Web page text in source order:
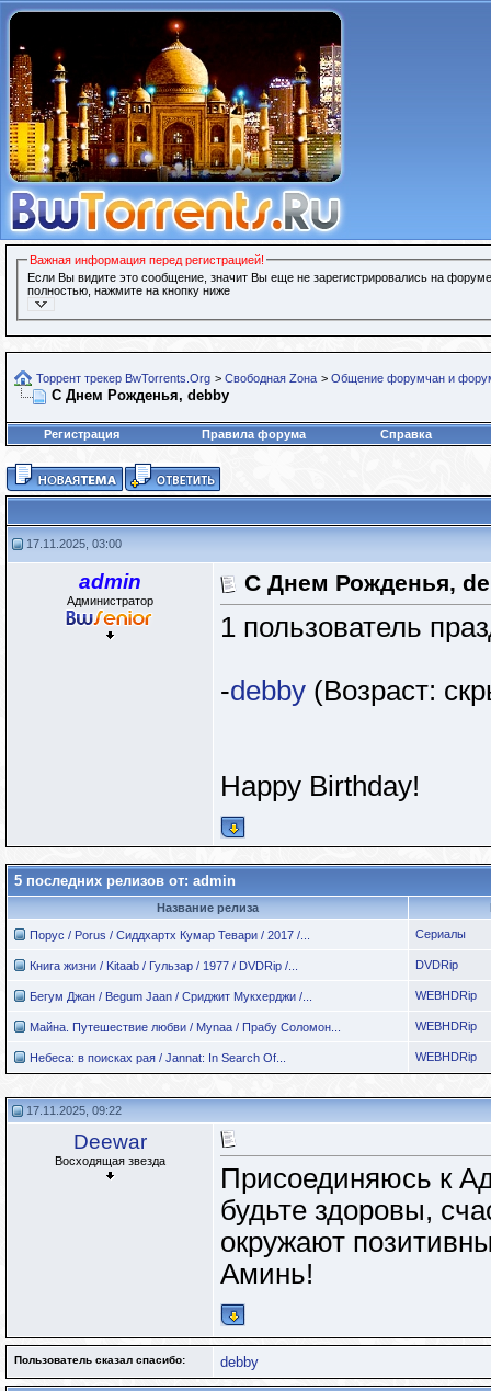
Важная информация перед регистрацией!
Если Вы видите это сообщение, значит Вы еще не зарегистрировались на
полностью, нажмите на кнопку ниже
Торрент трекер BwTorrents.Org > Свободная Zона > Общение форумчан и
С Днем Рожденья, debby
Регистрация Правила форума Справка
17.11.2025, 03:00
admin
Администратор
С Днем Рожденья,
1 пользователь
-debby (Возраст:
Happy Birthday!
5 последних релизов от: admin
Название релиза
Порус / Porus / Сиддхартх Кумар Тевари / 2017 /... Сериалы
Книга жизни / Kitaab / Гульзар / 1977 / DVDRip /... DVDRip
Бегум Джан / Begum Jaan / Сриджит Мукхерджи /... WEBHDRip
Майна. Путешествие любви / Mynaa / Прабу Соломон... WEBHDRip
Небеса: в поисках рая / Jannat: In Search Of... WEBHDRip
17.11.2025, 09:22
Deewar
Восходящая звезда
Присоединяюсь к
будьте здоровы,
окружают
Аминь!
Пользователь сказал cпасибо: debby